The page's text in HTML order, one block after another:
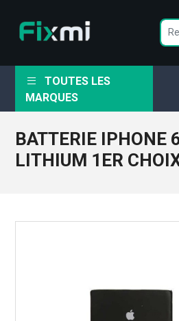
TOUTES LES
MARQUES
BATTERIE IPHONE
LITHIUM 1ER